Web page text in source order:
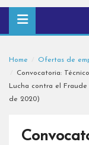
Home Ofertas de
Convocatoria:
Lucha contra el
de 2020)